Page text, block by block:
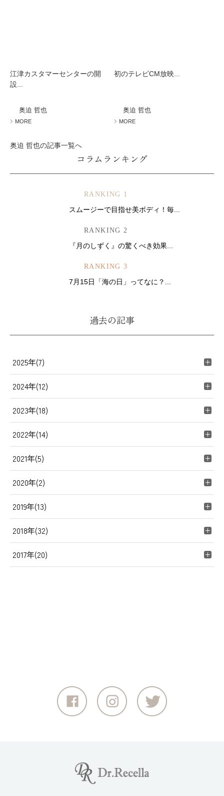
江津カスタマーセンターの開
設...
奥迫 哲也
MORE
初のテレビCM放映...
奥迫 哲也
MORE
奥迫 哲也の記事一覧へ
コラムランキング
RANKING 1
スムージーで目指せ美ボディ！毎...
RANKING 2
『月のしずく』の驚くべき効果...
RANKING 3
7月15日「海の日」ってなに？...
過去の記事
2025年(7)
2024年(12)
2023年(18)
2022年(14)
2021年(5)
2020年(2)
2019年(13)
2018年(32)
2017年(20)